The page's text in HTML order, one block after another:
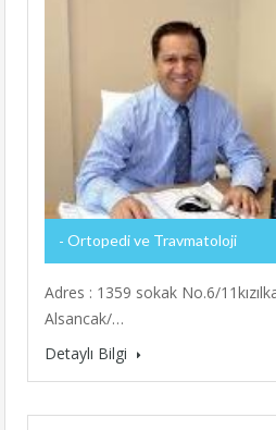
Ortopedi ve Travmatoloji
Adres : 1359 sokak No.6/
Alsancak/…
Detaylı Bilgi